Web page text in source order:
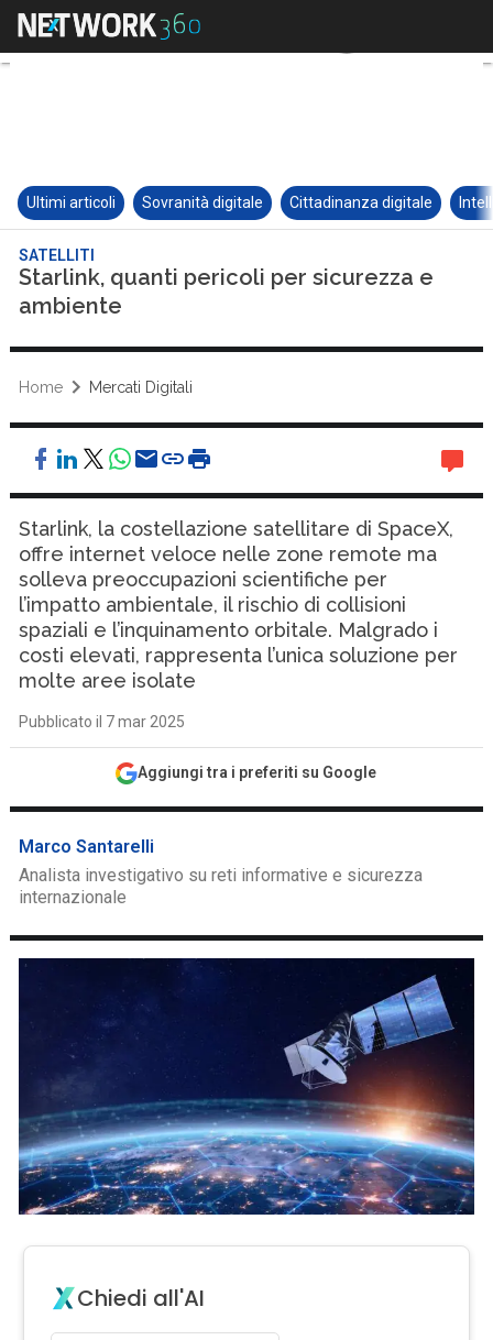
Ultimi articoli Sovranità digitale Cittadinanza digitale
SATELLITI
Starlink, quanti pericoli per sicurezza e
ambiente
Home Mercati Digitali
Starlink, la costellazione satellitare di SpaceX,
offre internet veloce nelle zone remote ma
solleva preoccupazioni scientifiche per
l’impatto ambientale, il rischio di collisioni
spaziali e l’inquinamento orbitale. Malgrado i
costi elevati, rappresenta l’unica soluzione per
molte aree isolate
Pubblicato il 7 mar 2025
Aggiungi tra i preferiti su Google
Marco Santarelli
Analista investigativo su reti informative e sicurezza
internazionale
Chiedi all'AI